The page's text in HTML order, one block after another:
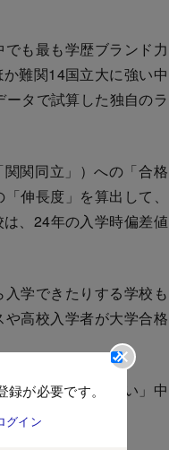
も最も学歴ブランド力
難関14国立大に強い中
タで試算した独自のラ
関同立」）への「合格
伸長度」を算出して、
、24年の入学時偏差値
学できたりする学校も
高校入学者が大学合格
立に入学しやすい」中
が必要です。
グイン